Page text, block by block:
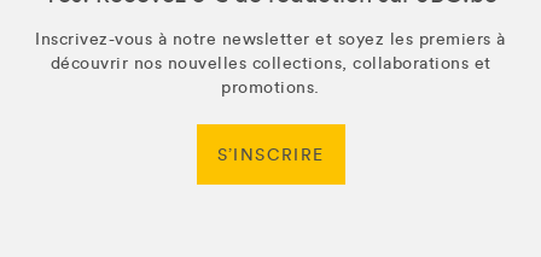
Inscrivez-vous à notre newsletter et soyez les premiers à
découvrir nos nouvelles collections, collaborations et
promotions.
S’INSCRIRE